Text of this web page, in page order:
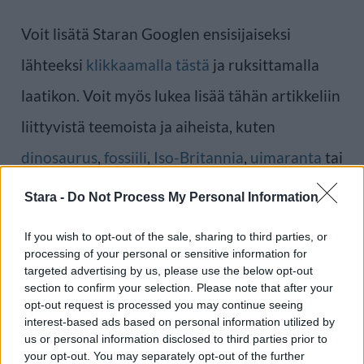
Stara - Do Not Process My Personal Information
If you wish to opt-out of the sale, sharing to third parties, or
processing of your personal or sensitive information for
targeted advertising by us, please use the below opt-out
section to confirm your selection. Please note that after your
opt-out request is processed you may continue seeing
interest-based ads based on personal information utilized by
us or personal information disclosed to third parties prior to
your opt-out. You may separately opt-out of the further
Voit lisätä Staran Googlen ensisijaiseksi
lähteeksi klikkaamalla tästä ja ruksittamalla
laatikon. Voit myös lukea lisää tähän artikkeliin
liittyvistä teemoista ja aiheista, kuten
dinosaurus, fossiili, Iso-Britannia, uimaranta tai
laajemmin samasta aihealueesta Viihdeuutiset
Ilmoita virheestä·Tietoa meistä·Toimitusperiaatteet